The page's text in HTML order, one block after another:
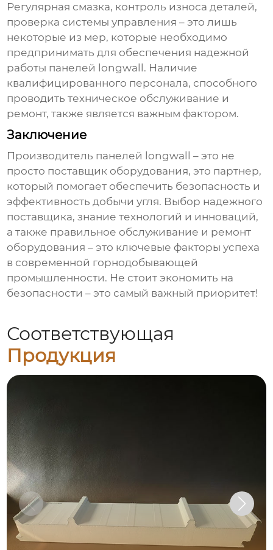
Регулярная смазка, контроль износа деталей,
проверка системы управления – это лишь
некоторые из мер, которые необходимо
предпринимать для обеспечения надежной
работы панелей longwall. Наличие
квалифицированного персонала, способного
проводить техническое обслуживание и
ремонт, также является важным фактором.
Заключение
Производитель панелей longwall
– это не
просто поставщик оборудования, это партнер,
который помогает обеспечить безопасность и
эффективность добычи угля. Выбор надежного
поставщика, знание технологий и инноваций,
а также правильное обслуживание и ремонт
оборудования – это ключевые факторы успеха
в современной горнодобывающей
промышленности. Не стоит экономить на
безопасности – это самый важный приоритет!
Соответствующая
Продукция